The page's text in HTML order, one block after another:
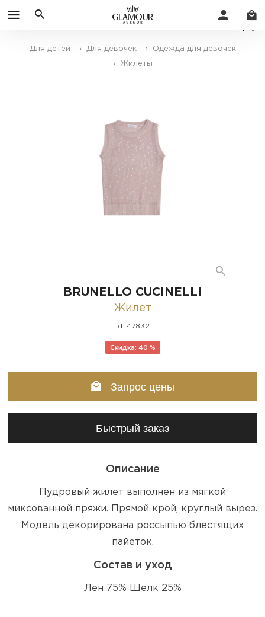
Для детей › Для девочек › Одежда для девочек
› Жилеты
BRUNELLO CUCINELLI
Жилет
id: 47832
Скидка: 40 %
Запрос цены
Быстрый заказ
Описание
Пудровый жилет выполнен из мягкой
миксованной пряжи. Прямой крой, круглый вырез.
Модель декорирована россыпью блестящих
пайеток.
Состав и уход
Лен 75% Шелк 25%